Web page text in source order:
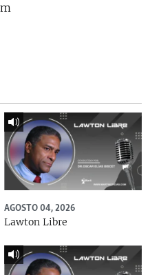
AGOSTO 04, 2026
Lawton Libre